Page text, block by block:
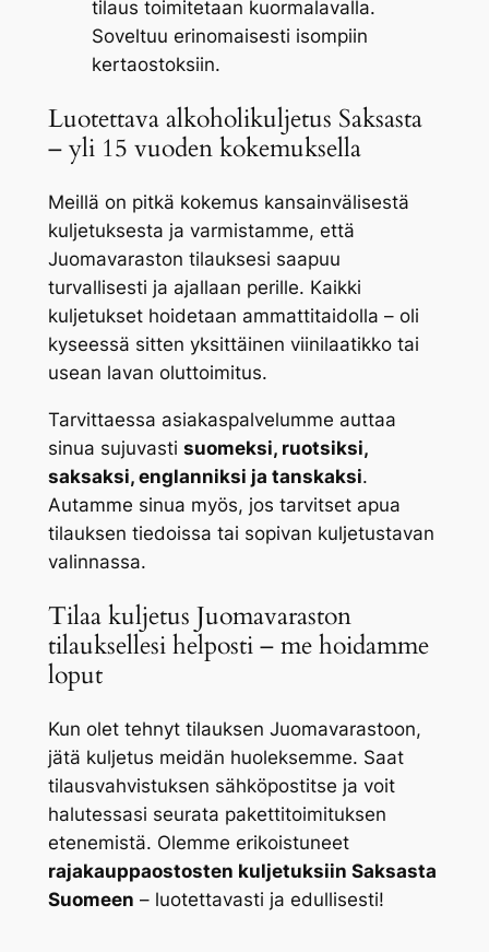
tilaus toimitetaan kuormalavalla.
Soveltuu erinomaisesti isompiin
kertaostoksiin.
Luotettava alkoholikuljetus Saksasta
– yli 15 vuoden kokemuksella
Meillä on pitkä kokemus kansainvälisestä
kuljetuksesta ja varmistamme, että
Juomavaraston tilauksesi saapuu
turvallisesti ja ajallaan perille. Kaikki
kuljetukset hoidetaan ammattitaidolla – oli
kyseessä sitten yksittäinen viinilaatikko tai
usean lavan oluttoimitus.
Tarvittaessa asiakaspalvelumme auttaa
sinua sujuvasti suomeksi, ruotsiksi,
saksaksi, englanniksi ja tanskaksi.
Autamme sinua myös, jos tarvitset apua
tilauksen tiedoissa tai sopivan kuljetustavan
valinnassa.
Tilaa kuljetus Juomavaraston
tilauksellesi helposti – me hoidamme
loput
Kun olet tehnyt tilauksen Juomavarastoon,
jätä kuljetus meidän huoleksemme. Saat
tilausvahvistuksen sähköpostitse ja voit
halutessasi seurata pakettitoimituksen
etenemistä. Olemme erikoistuneet
rajakauppaostosten kuljetuksiin Saksasta
Suomeen – luotettavasti ja edullisesti!